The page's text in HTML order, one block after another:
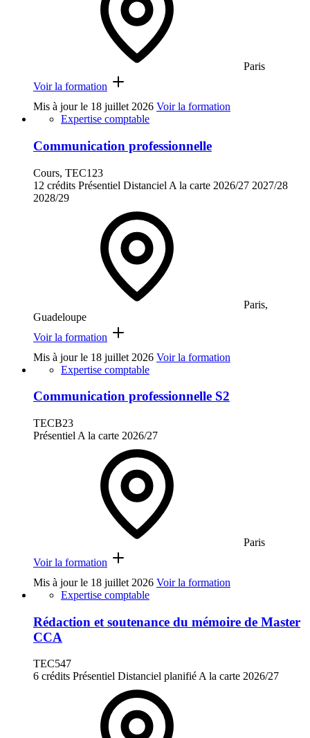
Paris
Voir la formation
Mis à jour le 18 juillet 2026 Voir la formation
Expertise comptable
Communication professionnelle
Cours, TEC123
12 crédits Présentiel Distanciel A la carte 2026/27 2027/28
2028/29
Paris,
Guadeloupe
Voir la formation
Mis à jour le 18 juillet 2026 Voir la formation
Expertise comptable
Communication professionnelle S2
TECB23
Présentiel A la carte 2026/27
Paris
Voir la formation
Mis à jour le 18 juillet 2026 Voir la formation
Expertise comptable
Rédaction et soutenance du mémoire de Master
CCA
TEC547
6 crédits Présentiel Distanciel planifiéA la carte 2026/27